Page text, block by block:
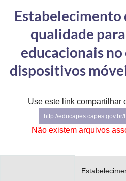
Controladoria-Geral da União
Ministério da Mulher, da Família e dos Direitos
Secretaria-Geral
Gabinete de Segurança Institucional
Advocacia-Geral da União
Estabelecimento
qualidade
educacionais
dispositivos
Use este link compartilhar
http://
Não existem arquivos